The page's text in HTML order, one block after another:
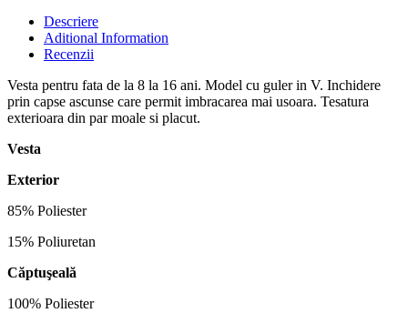
Descriere
Aditional Information
Recenzii
Vesta pentru fata de la 8 la 16 ani. Model cu guler in V. Inchidere
prin capse ascunse care permit imbracarea mai usoara. Tesatura
exterioara din par moale si placut.
Vesta
Exterior
85% Poliester
15% Poliuretan
Căptuşeală
100% Poliester